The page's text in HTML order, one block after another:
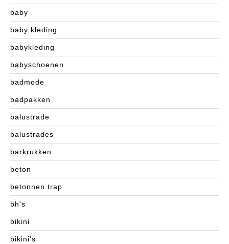
baby
baby kleding
babykleding
babyschoenen
badmode
badpakken
balustrade
balustrades
barkrukken
beton
betonnen trap
bh's
bikini
bikini's